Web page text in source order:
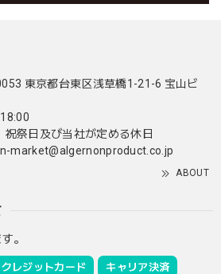
東京都台東区浅草橋1-21-6 宝山ビ
祝祭日及び当社が定める休日
market@algernonproduct.co.jp
ABOUT
。
クレジットカード キャリア決済